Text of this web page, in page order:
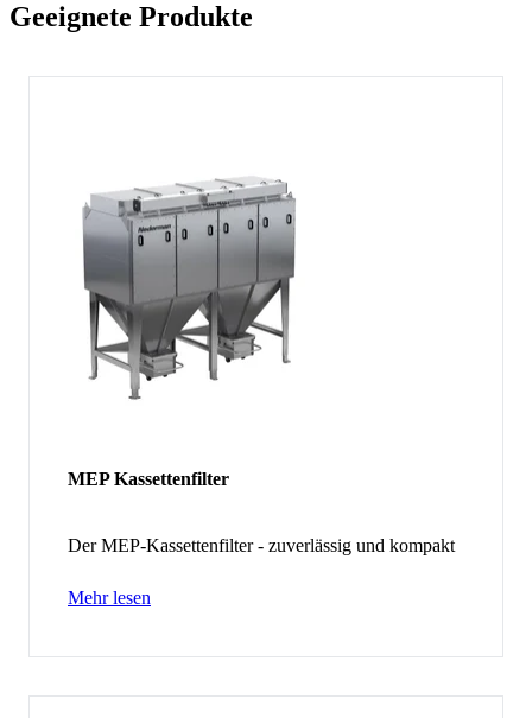
Geeignete Produkte
MEP Kassettenfilter
Der MEP-Kassettenfilter - zuverlässig und kompakt
Mehr lesen